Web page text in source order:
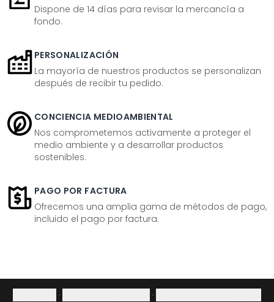
Dispone de 14 días para revisar la mercancía a
fondo.
PERSONALIZACIÓN
La mayoría de nuestros productos se personalizan
después de recibir tu pedido.
CONCIENCIA MEDIOAMBIENTAL
Nos comprometemos activamente a proteger el
medio ambiente y a desarrollar productos
sostenibles.
PAGO POR FACTURA
Ofrecemos una amplia gama de métodos de pago,
incluido el pago por factura.
· ·